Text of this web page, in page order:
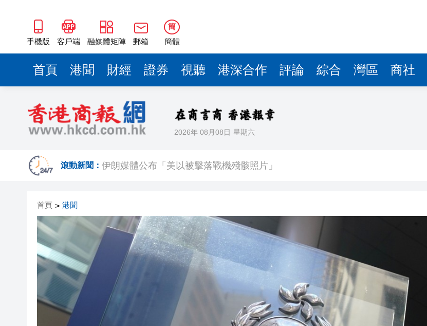
手機版 客戶端 融媒體矩陣 郵箱
簡
簡體
首頁 港聞 財經 證券 視聽 港深合作 評論 綜合 灣區 商社
2026年 08月08日 星期六
滾動新聞： 伊朗媒體公布「美以被擊落戰機殘骸照片」
微信新功能：可以「撤回」你的撤回了！
橫琴粵澳深度合作區消防救援支隊正式掛牌成立
「來深飛」不只是路過！深圳機場「國際中轉旅客免費城市遊」上線
李根興3936萬沽北角公主大廈舖
首頁 > 港聞